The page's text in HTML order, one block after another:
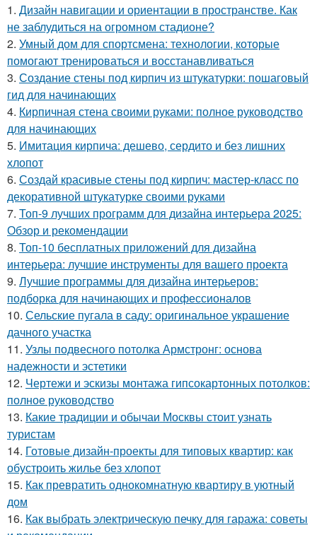
1. Дизайн навигации и ориентации в пространстве. Как
не заблудиться на огромном стадионе?
2. Умный дом для спортсмена: технологии, которые
помогают тренироваться и восстанавливаться
3. Создание стены под кирпич из штукатурки: пошаговый
гид для начинающих
4. Кирпичная стена своими руками: полное руководство
для начинающих
5. Имитация кирпича: дешево, сердито и без лишних
хлопот
6. Создай красивые стены под кирпич: мастер-класс по
декоративной штукатурке своими руками
7. Топ-9 лучших программ для дизайна интерьера 2025:
Обзор и рекомендации
8. Топ-10 бесплатных приложений для дизайна
интерьера: лучшие инструменты для вашего проекта
9. Лучшие программы для дизайна интерьеров:
подборка для начинающих и профессионалов
10. Сельские пугала в саду: оригинальное украшение
дачного участка
11. Узлы подвесного потолка Армстронг: основа
надежности и эстетики
12. Чертежи и эскизы монтажа гипсокартонных потолков:
полное руководство
13. Какие традиции и обычаи Москвы стоит узнать
туристам
14. Готовые дизайн-проекты для типовых квартир: как
обустроить жилье без хлопот
15. Как превратить однокомнатную квартиру в уютный
дом
16. Как выбрать электрическую печку для гаража: советы